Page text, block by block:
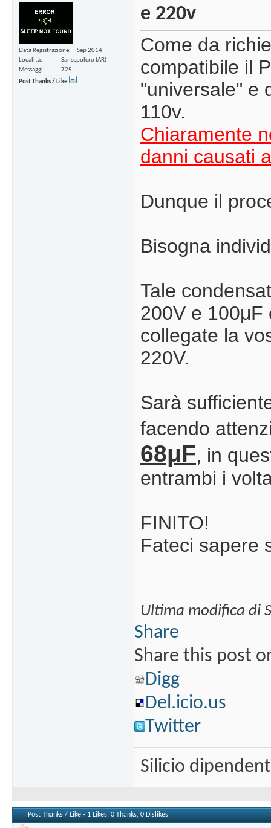
Data Registrazione
Sep 2014
Località
Sansepolcro (AR)
Messaggi
725
Post Thanks / Like
e 220v
Come da
compatibile il
"universale" e
110v.
Chiaramente
danni causati
Dunque il
Bisogna
Tale
200V e 100μF
collegate la
220V.
Sarà
facendo
68μF, in
entrambi i
FINITO!
Fateci sapere
Ultima modifica di
Share
Share this post
Digg
Del.icio.us
Twitter
Silicio
Post Thanks / Like - 1 Likes, 0 Thanks, 0 Dislikes